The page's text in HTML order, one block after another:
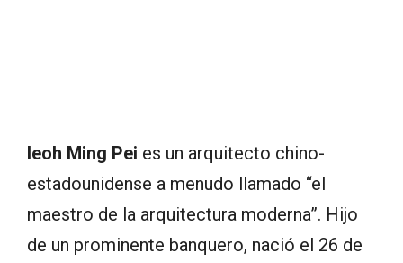
Ieoh Ming Pei es un arquitecto chino-
estadounidense a menudo llamado “el
maestro de la arquitectura moderna”. Hijo
de un prominente banquero, nació el 26 de